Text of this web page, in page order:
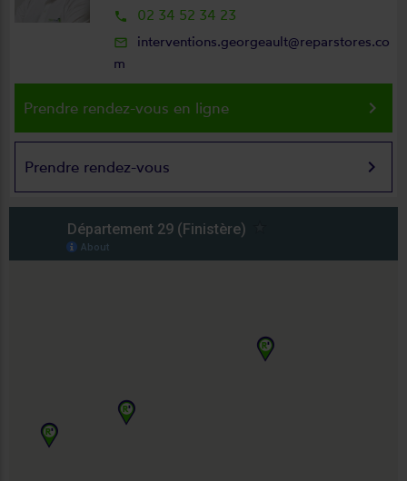
local_phone 02 34 52 34 23
mail_outline
interventions.georgeault@reparstores.co
m
Prendre rendez-vous en ligne keyboard_arrow_right
Prendre rendez-vous keyboard_arrow_right